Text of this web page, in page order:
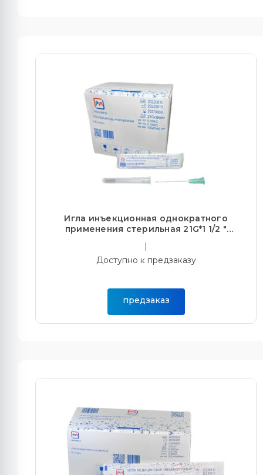
Игла инъекционная однократного
применения стерильная 21G*1 1/2 "
|
Доступно к предзаказу
предзаказ